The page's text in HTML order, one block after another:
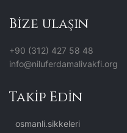
Bize ulaşın
+90 (312) 427 58 48
info@niluferdamalivakfi.org
Takip Edin
osmanli.sikkeleri